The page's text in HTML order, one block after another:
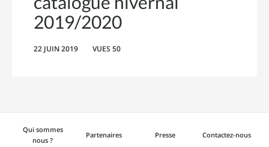
2019/2020
22 JUIN 2019 VUES 50
Qui sommes
nous ?
Partenaires Presse Contactez-nous